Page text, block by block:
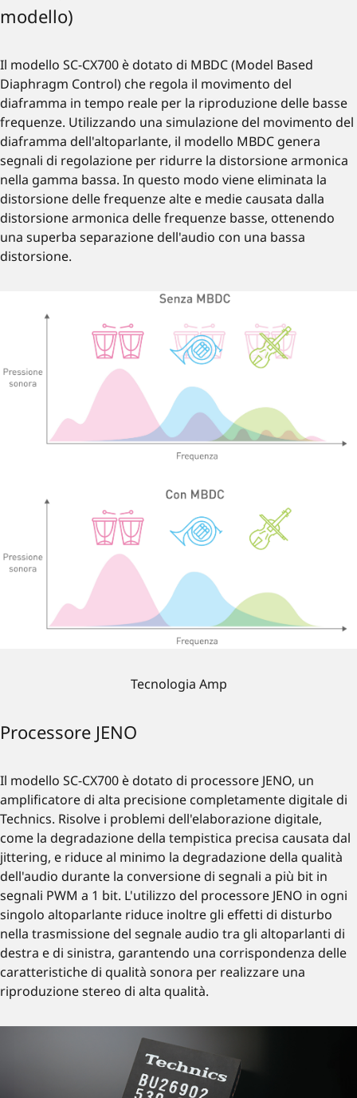
modello)
Il modello SC-CX700 è dotato di MBDC (Model Based
Diaphragm Control) che regola il movimento del
diaframma in tempo reale per la riproduzione delle basse
frequenze. Utilizzando una simulazione del movimento del
diaframma dell'altoparlante, il modello MBDC genera
segnali di regolazione per ridurre la distorsione armonica
nella gamma bassa. In questo modo viene eliminata la
distorsione delle frequenze alte e medie causata dalla
distorsione armonica delle frequenze basse, ottenendo
una superba separazione dell'audio con una bassa
distorsione.
Tecnologia Amp
Processore JENO
Il modello SC-CX700 è dotato di processore JENO, un
amplificatore di alta precisione completamente digitale di
Technics. Risolve i problemi dell'elaborazione digitale,
come la degradazione della tempistica precisa causata dal
jittering, e riduce al minimo la degradazione della qualità
dell'audio durante la conversione di segnali a più bit in
segnali PWM a 1 bit. L'utilizzo del processore JENO in ogni
singolo altoparlante riduce inoltre gli effetti di disturbo
nella trasmissione del segnale audio tra gli altoparlanti di
destra e di sinistra, garantendo una corrispondenza delle
caratteristiche di qualità sonora per realizzare una
riproduzione stereo di alta qualità.